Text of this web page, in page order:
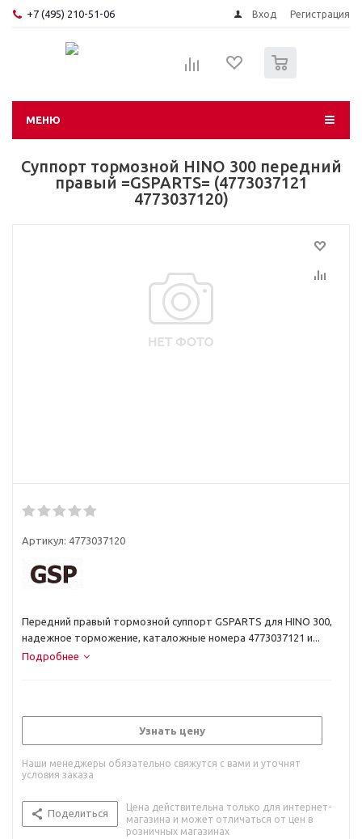
+7 (495) 210-51-06 Вход Регистрация
МЕНЮ
Суппорт тормозной HINO 300 передний
правый =GSPARTS= (4773037121
4773037120)
Артикул: 4773037120
Передний правый тормозной суппорт GSPARTS для HINO 300,
надежное торможение, каталожные номера 4773037121 и...
Подробнее
Узнать цену
Наши менеджеры обязательно свяжутся с вами и уточнят
условия заказа
Поделиться
Цена действительна только для интернет-
магазина и может отличаться от цен в
розничных магазинах